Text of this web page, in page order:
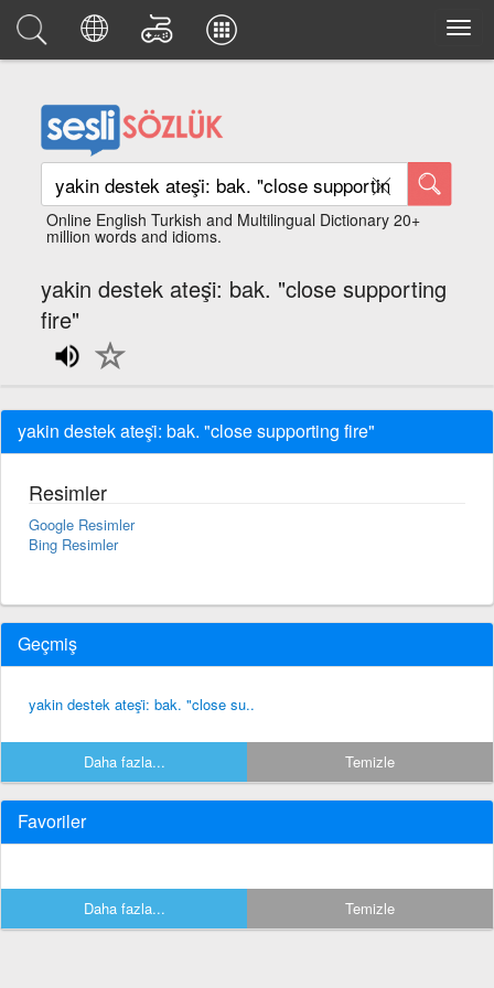
Online English Turkish and Multilingual Dictionary 20+
million words and idioms.
yakin destek ateşi̇: bak. "close supporting
fire"
yakin destek ateşi̇: bak. "close supporting fire"
Resimler
Google Resimler
Bing Resimler
Geçmiş
yakin destek ateşi̇: bak. "close su..
Daha fazla... Temizle
Favoriler
Daha fazla... Temizle